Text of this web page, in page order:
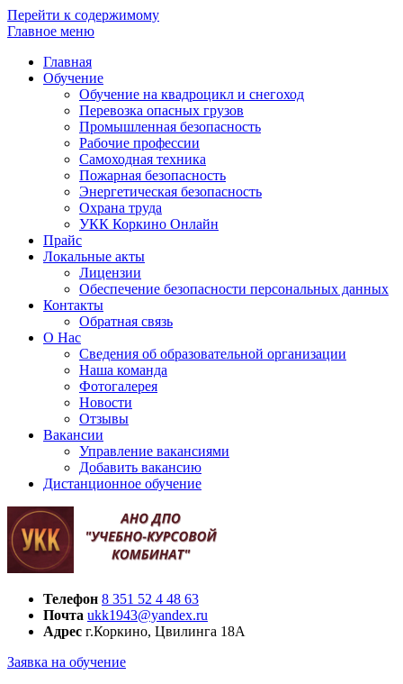
Перейти к содержимому
Главное меню
Главная
Обучение
Обучение на квадроцикл и снегоход
Перевозка опасных грузов
Промышленная безопасность
Рабочие профессии
Самоходная техника
Пожарная безопасность
Энергетическая безопасность
Охрана труда
УКК Коркино Онлайн
Прайс
Локальные акты
Лицензии
Обеспечение безопасности персональных данных
Контакты
Обратная связь
О Нас
Сведения об образовательной организации
Наша команда
Фотогалерея
Новости
Отзывы
Вакансии
Управление вакансиями
Добавить вакансию
Дистанционное обучение
Телефон 8 351 52 4 48 63
Почта ukk1943@yandex.ru
Адрес г.Коркино, Цвилинга 18А
Заявка на обучение